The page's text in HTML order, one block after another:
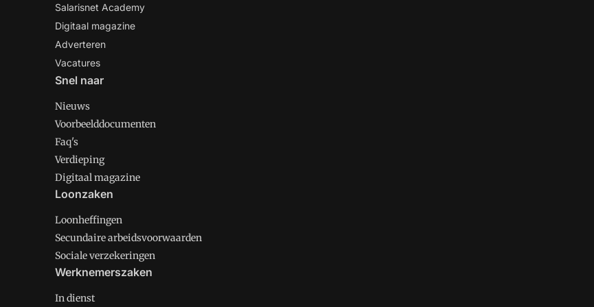
Salarisnet Academy
Digitaal magazine
Adverteren
Vacatures
Snel naar
Nieuws
Voorbeelddocumenten
Faq's
Verdieping
Digitaal magazine
Loonzaken
Loonheffingen
Secundaire arbeidsvoorwaarden
Sociale verzekeringen
Werknemerszaken
In dienst